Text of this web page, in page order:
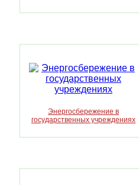
Энергосбережение в
государственных учреждениях